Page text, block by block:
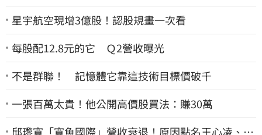
星宇航空現增3億股！認股規畫一次看
每股配12.8元的它 Ｑ2營收曝光
不是群聯！ 記憶體它靠這技術目標價破千
一張百萬太貴！他公開高價股買法：賺30萬
邱瓈寬「寬魚國際」營收衰退！原因點名王心凌、楊